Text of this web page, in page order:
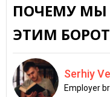
ПОЧЕМУ МЫ
ЭТИМ
Serhiy
Employer